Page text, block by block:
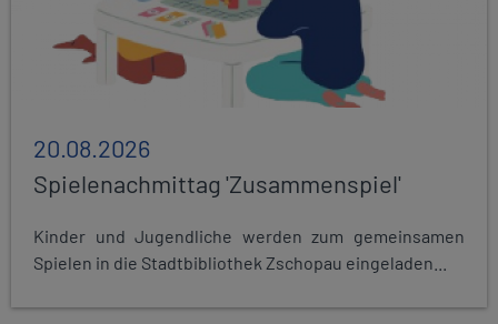
20.08.2026
Spielenachmittag 'Zusammenspiel'
Kinder und Jugendliche werden zum gemeinsamen
Spielen in die Stadtbibliothek Zschopau eingeladen...